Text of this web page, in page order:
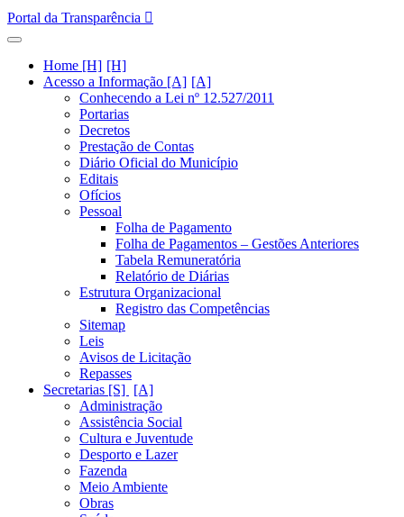
Portal da Transparência
Home [H]
Acesso a Informação [A]
Conhecendo a Lei nº 12.527/2011
Portarias
Decretos
Prestação de Contas
Diário Oficial do Município
Editais
Ofícios
Pessoal
Folha de Pagamento
Folha de Pagamentos – Gestões Anteriores
Tabela Remuneratória
Relatório de Diárias
Estrutura Organizacional
Registro das Competências
Sitemap
Leis
Avisos de Licitação
Repasses
Secretarias [S]
Administração
Assistência Social
Cultura e Juventude
Desporto e Lazer
Fazenda
Meio Ambiente
Obras